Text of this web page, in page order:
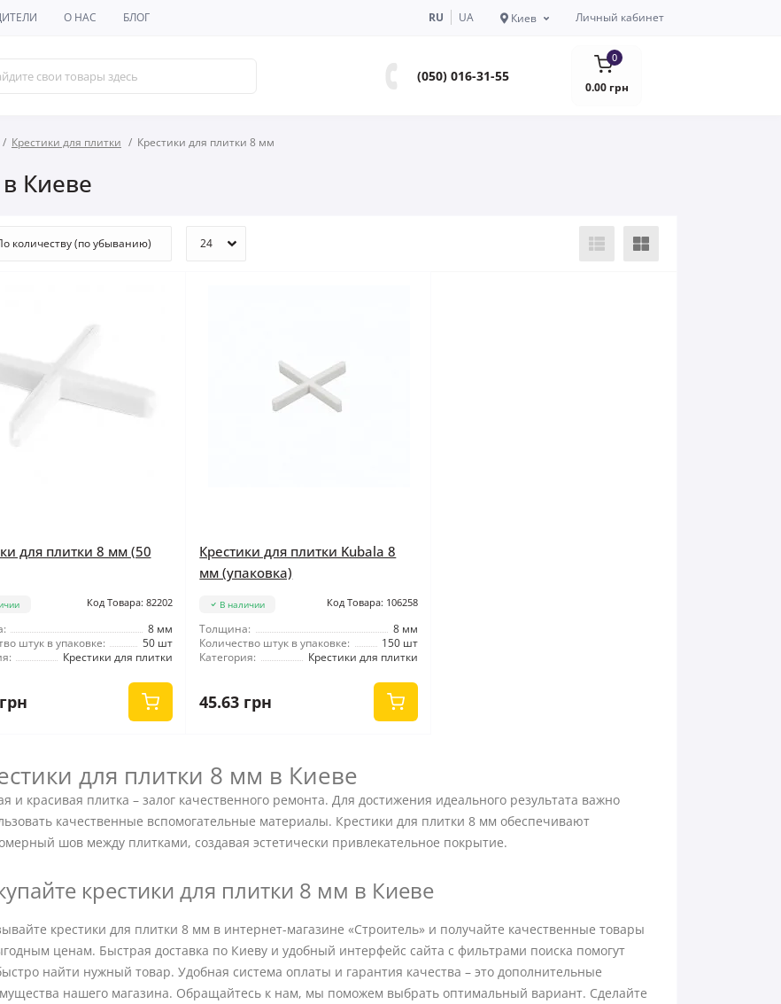
О НАС БЛОГ RU UA Киев Личный кабинет
(050) 016-31-55
0
0.00 грн
Крестики для плитки Крестики для плитки 8 мм
Киеве
для плитки 8 мм (50
Код Товара: 82202
8 мм
штук в упаковке:
50 шт
Крестики для плитки
Крестики для плитки Kubala 8
мм (упаковка)
В наличии Код Товара: 106258
Толщина:
8 мм
Количество штук в упаковке:
150 шт
Категория:
Крестики для плитки
45.63 грн
для плитки 8 мм в Киеве
и красивая плитка – залог качественного ремонта. Для достижения идеального результата важно
качественные вспомогательные материалы. Крестики для плитки 8 мм обеспечивают
шов между плитками, создавая эстетически привлекательное покрытие.
крестики для плитки 8 мм в Киеве
крестики для плитки 8 мм в интернет-магазине «Строитель» и получайте качественные товары
ценам. Быстрая доставка по Киеву и удобный интерфейс сайта с фильтрами поиска помогут
найти нужный товар. Удобная система оплаты и гарантия качества – это дополнительные
нашего магазина. Обращайтесь к нам, мы поможем выбрать оптимальный вариант. Сделайте